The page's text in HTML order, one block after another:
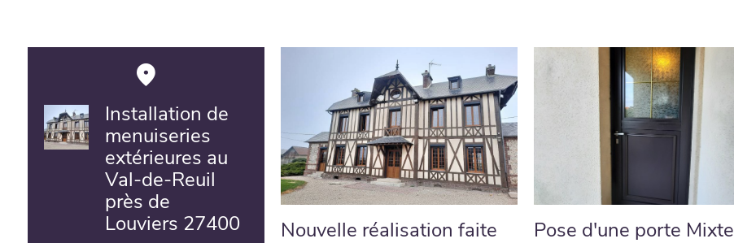
Installation de
menuiseries
extérieures au
Val-de-Reuil
près de
Louviers 27400
Nouvelle réalisation faite
Pose d'une porte Mixte